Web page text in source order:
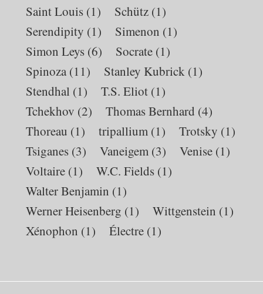
Saint Louis (1) Schütz (1)
Serendipity (1) Simenon (1)
Simon Leys (6) Socrate (1)
Spinoza (11) Stanley Kubrick (1)
Stendhal (1) T.S. Eliot (1)
Tchekhov (2) Thomas Bernhard (4)
Thoreau (1) tripallium (1) Trotsky (1)
Tsiganes (3) Vaneigem (3) Venise (1)
Voltaire (1) W.C. Fields (1)
Walter Benjamin (1)
Werner Heisenberg (1) Wittgenstein (1)
Xénophon (1) Électre (1)